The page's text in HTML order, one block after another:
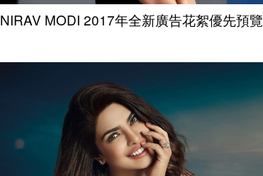
NIRAV MODI 2017年全新廣告花絮優先預覽